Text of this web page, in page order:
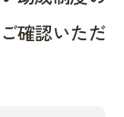
確認いただ